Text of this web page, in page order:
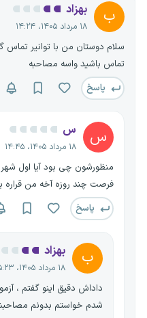
ب بهزاد
۱۸ مرداد ۱۴۰۵، ۱۴:۲۴
سلام دوستان من با توانیر تماس
تماس باشید واسه مصاحبه
پاسخ
س س
۱۸ مرداد ۱۴۰۵، ۱۴:۴۵
منظورشون چی بود آیا اول
فرصت چند روزه آخه من قراره
پاسخ
ب بهزاد
۱۸ مرداد ۱۴۰۵، ۱۵:۲۳
داداش دقیق اینو گفتم ،
شدم خواستم بدونم